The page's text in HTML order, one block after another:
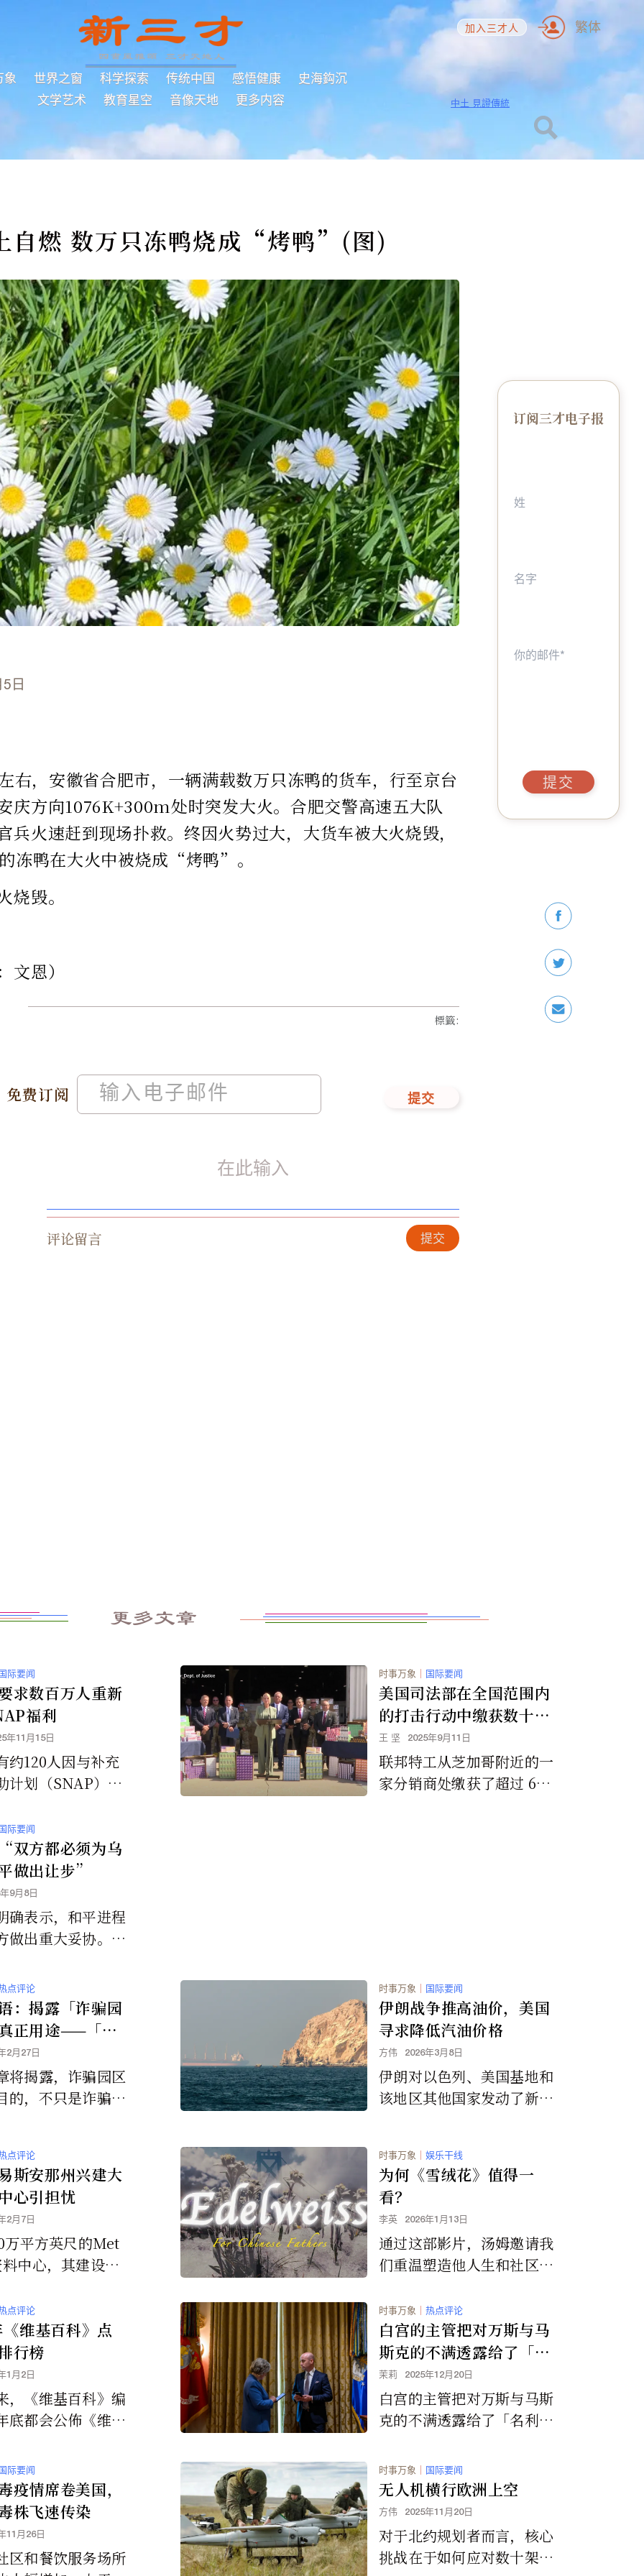
象 世界之窗 科学探索 传统中国 感悟健康
史海鈎沉
文学艺术
教育星空 音像天地 更多内容
加入三才人 繁体
中土 見證傳統
自燃 数万只冻鸭烧成“烤鸭”(图)
日
右，安徽省合肥市，一辆满载数万只冻鸭的货车，行至京台
庆方向1076K+300m处时突发大火。合肥交警高速五大队
兵火速赶到现场扑救。终因火势过大，大货车被大火烧毁，
冻鸭在大火中被烧成“烤鸭”。
烧毁。
文恩）
免费订阅 提交
標籤:
评论留言 提交
订阅三才电子报
提交
更多文章
际要闻
求数百万人重新
福利
年11月15日
约120人因与补充
计划（SNAP）相
认为目前发现的只
一角”。
时事万象 ｜ 国际要闻
美国司法部在全国范围内
的打击行动中缴获数十万
支从中国走私的非法电子
烟
王 坚 2025年9月11日
联邦特工从芝加哥附近的一
家分销商处缴获了超过 60
际要闻
双方都必须为乌
做出让步”
9月8日
确表示，和平进程
做出重大妥协。
那就叫投降
点评论
：揭露「诈骗园
正用途——「数
验室」：诈骗园
为全球监控社会
2月27日
将揭露，诈骗园区
的，不只是诈骗，
时事万象 ｜ 国际要闻
伊朗战争推高油价，美国
寻求降低汽油价格
方伟 2026年3月8日
伊朗对以色列、美国基地和
该地区其他国家发动了新一
及运输中断的担忧，油价再
次上涨。
点评论
斯安那州兴建大
心引担忧
2月7日
万平方英尺的Met
中心，其建设正
时事万象 ｜ 娱乐干线
为何《雪绒花》值得一
看？
李英 2026年1月13日
通过这部影片，汤姆邀请我
们重温塑造他人生和社区的
的传统与智慧也促成了文明
社会的持续发展。
点评论
维基百科》点
行榜
1月2日
，《维基百科》编
底都会公佈《维基
是2025年阅读量
文版《维基百科》
时事万象 ｜ 热点评论
白宫的主管把对万斯与马
斯克的不满透露给了「名
利场杂志」
茉莉 2025年12月20日
白宫的主管把对万斯与马斯
克的不满透露给了「名利场
际要闻
疫情席卷美国，
株飞速传染
11月26日
区和餐饮服务场所
时事万象 ｜ 国际要闻
无人机横行欧洲上空
方伟 2025年11月20日
对于北约规划者而言，核心
挑战在于如何应对数十架甚